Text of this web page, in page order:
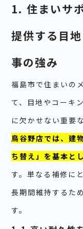
1. 住まいサ
提供する目
事の強み
福島市で住まいの
て、目地やコーキ
に欠かせない重要
鳥谷野店では、建
ち替え」を基本と
す。単なる補修に
長期間維持するた
す。